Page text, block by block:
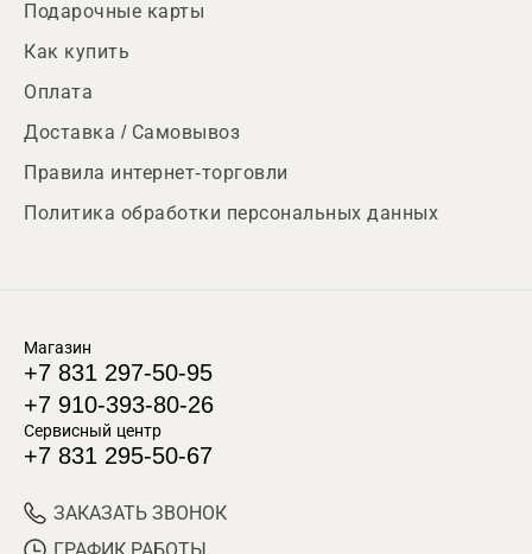
Подарочные карты
Как купить
Оплата
Доставка / Самовывоз
Правила интернет-торговли
Политика обработки персональных данных
Магазин
+7 831 297-50-95
+7 910-393-80-26
Сервисный центр
+7 831 295-50-67
ЗАКАЗАТЬ ЗВОНОК
ГРАФИК РАБОТЫ